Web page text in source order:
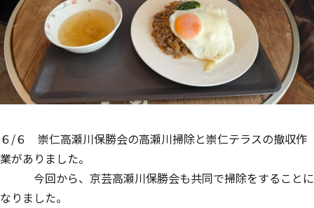
６/６ 崇仁高瀬川保勝会の高瀬川掃除と崇仁テラスの撤収作
業がありました。
今回から、京芸高瀬川保勝会も共同で掃除をすることに
なりました。